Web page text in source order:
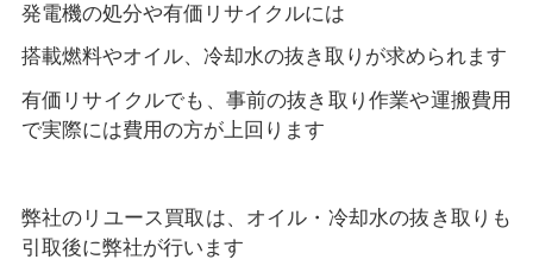
発電機の処分や有価リサイクルには
搭載燃料やオイル、冷却水の抜き取りが求められます
有価リサイクルでも、事前の抜き取り作業や運搬費用
で実際には費用の方が上回ります
弊社のリユース買取は、オイル・冷却水の抜き取りも
引取後に弊社が行います